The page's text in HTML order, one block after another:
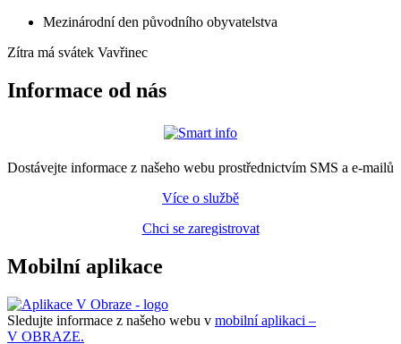
Mezinárodní den původního obyvatelstva
Zítra má svátek Vavřinec
Informace od nás
Dostávejte informace z našeho webu prostřednictvím SMS a e-mailů
Více o službě
Chci se zaregistrovat
Mobilní aplikace
Sledujte informace z našeho webu v mobilní aplikaci –
V OBRAZE.